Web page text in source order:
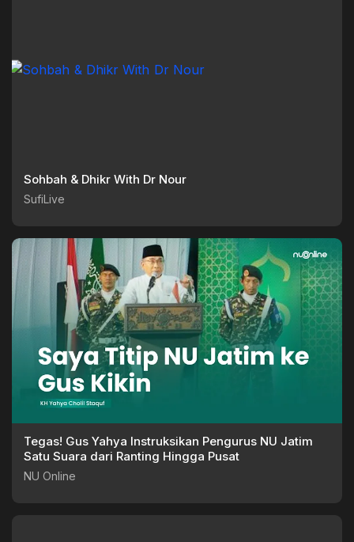
Sohbah & Dhikr With Dr Nour
SufiLive
Tegas! Gus Yahya Instruksikan Pengurus NU Jatim
Satu Suara dari Ranting Hingga Pusat
NU Online